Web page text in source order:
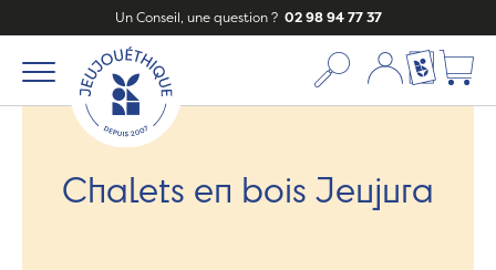
Un Conseil, une question ? 02 98 94 77 37
Mon compte
Ma liste
Chalets en bois Jeujura